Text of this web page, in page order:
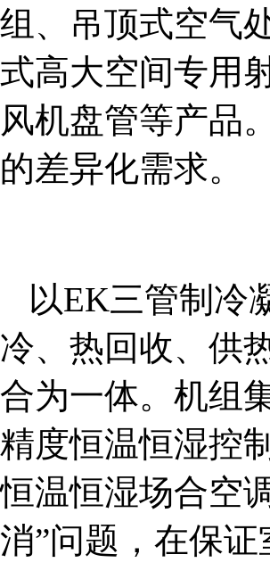
组、吊顶式空气
式高大空间专用
风机盘管等产品
的差异化需求。
以EK三管制冷
冷、热回收、供
合为一体。机组
精度恒温恒湿控
恒温恒湿场合空
消”问题，在保